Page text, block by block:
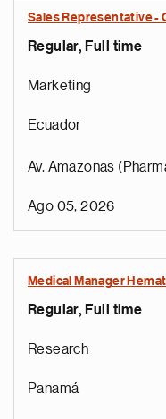
Sales Representative -
Regular, Full time
Marketing
Ecuador
Av. Amazonas
Ago 05, 2026
Medical Manager
Regular, Full time
Research
Panamá